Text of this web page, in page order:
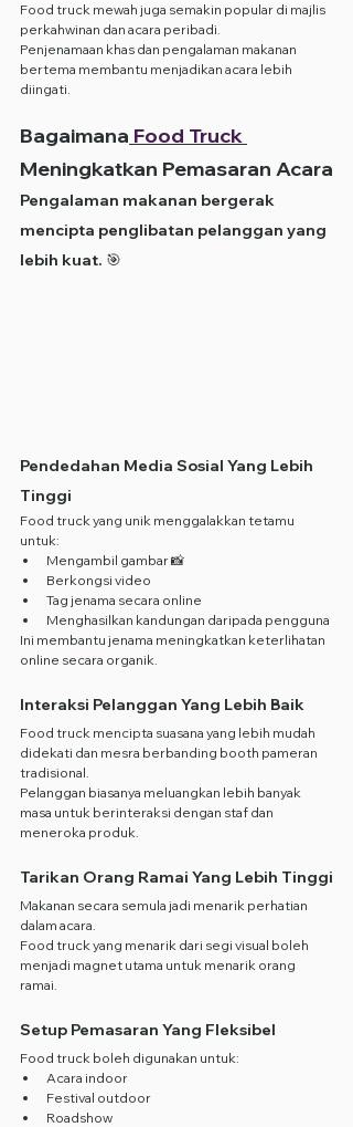
Food truck mewah juga semakin popular di majlis
perkahwinan dan acara peribadi.
Penjenamaan khas dan pengalaman makanan
bertema membantu menjadikan acara lebih
diingati.
Bagaimana Food Truck
Meningkatkan Pemasaran Acara
Pengalaman makanan bergerak
mencipta penglibatan pelanggan yang
lebih kuat. 🎯
Pendedahan Media Sosial Yang Lebih
Tinggi
Food truck yang unik menggalakkan tetamu
untuk:
Mengambil gambar 📸
Berkongsi video
Tag jenama secara online
Menghasilkan kandungan daripada pengguna
Ini membantu jenama meningkatkan keterlihatan
online secara organik.
Interaksi Pelanggan Yang Lebih Baik
Food truck mencipta suasana yang lebih mudah
didekati dan mesra berbanding booth pameran
tradisional.
Pelanggan biasanya meluangkan lebih banyak
masa untuk berinteraksi dengan staf dan
meneroka produk.
Tarikan Orang Ramai Yang Lebih Tinggi
Makanan secara semula jadi menarik perhatian
dalam acara.
Food truck yang menarik dari segi visual boleh
menjadi magnet utama untuk menarik orang
ramai.
Setup Pemasaran Yang Fleksibel
Food truck boleh digunakan untuk:
Acara indoor
Festival outdoor
Roadshow